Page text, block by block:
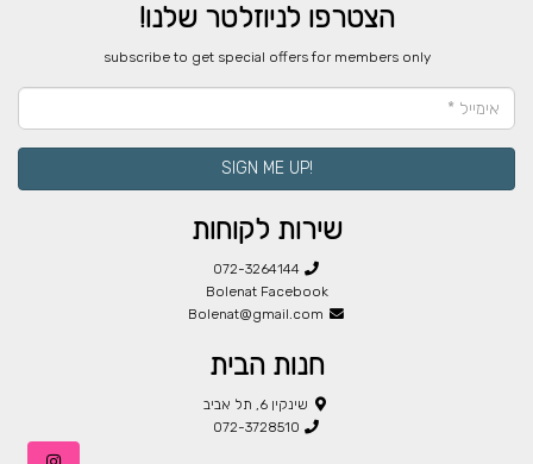
הצטרפו לניוזלטר שלנו!
​subscribe to get special offers for members only
!SIGN ME UP
שירות לקוחות
072-3264144
Bolenat Facebook
Bolenat@gmail.com
חנות הבית
שינקין 6, תל אביב
072-3728510